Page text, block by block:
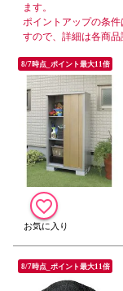
ます。
ポイントアップの条
すので、詳細は各商品
8/7時点_ポイント最大11倍
8/7時点_ポイント最大11倍